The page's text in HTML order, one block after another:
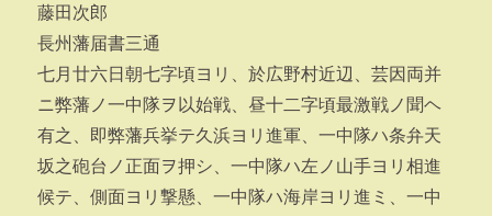
藤田次郎
長州藩届書三通
七月廿六日朝七字頃ヨリ、於広野村近辺、芸因両并
ニ弊藩ノ一中隊ヲ以始戦、昼十二字頃最激戦ノ聞ヘ
有之、即弊藩兵挙テ久浜ヨリ進軍、一中隊ハ条弁天
坂之砲台ノ正面ヲ押シ、一中隊ハ左ノ山手ヨリ相進
候テ、側面ヨリ撃懸、一中隊ハ海岸ヨリ進ミ、一中